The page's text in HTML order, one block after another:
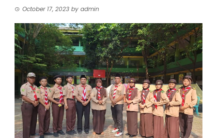
October 17, 2023 by admin